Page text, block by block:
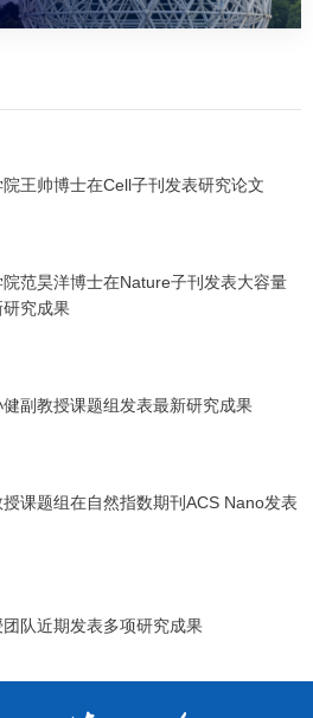
王帅博士在Cell子刊发表研究论文
范昊洋博士在Nature子刊发表大容量
究成果
副教授课题组发表最新研究成果
课题组在自然指数期刊ACS Nano发表
队近期发表多项研究成果